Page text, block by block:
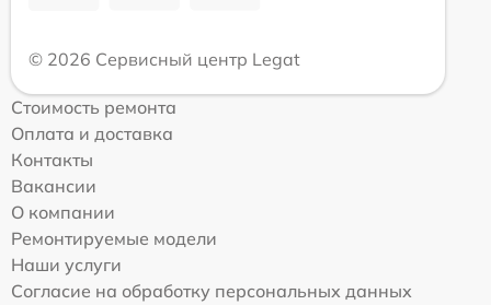
© 2026 Сервисный центр Legat
Стоимость ремонта
Оплата и доставка
Контакты
Вакансии
О компании
Ремонтируемые модели
Наши услуги
Согласие на обработку персональных данных